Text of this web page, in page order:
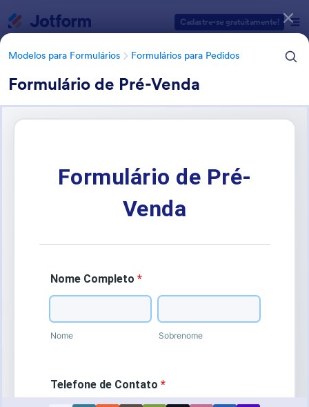
Cadastre-se gratuitamente!
Modelos para Formulários Formulários para Pedidos
Formulário de Pré-Venda
Formulários para Pré-venda
Categorias de Modelos para Formulários